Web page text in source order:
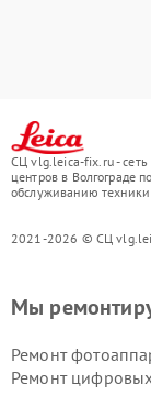
СЦ vlg.leica-fix.ru - сеть
центров в Волгограде
обслуживанию техники
2021-2026 © СЦ
Мы
Ремонт
Ремонт